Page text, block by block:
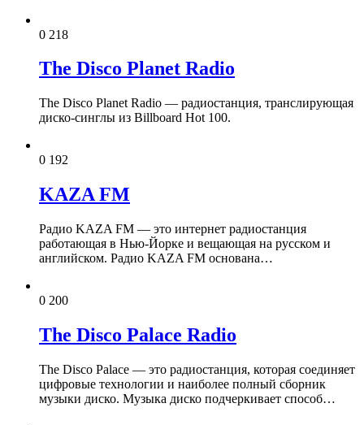
0 218
The Disco Planet Radio
The Disco Planet Radio — радиостанция, транслирующая
диско-синглы из Billboard Hot 100.
0 192
KAZA FM
Радио KAZA FM — это интернет радиостанция
работающая в Нью-Йорке и вещающая на русском и
английском. Радио KAZA FM основана…
0 200
The Disco Palace Radio
The Disco Palace — это радиостанция, которая соединяет
цифровые технологии и наиболее полный сборник
музыки диско. Музыка диско подчеркивает способ…